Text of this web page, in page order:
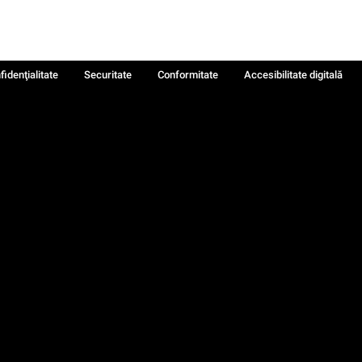
Securitate Conformitate
Accesibilitate digitală